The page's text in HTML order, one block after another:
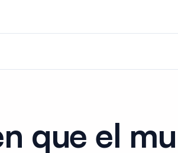
que el